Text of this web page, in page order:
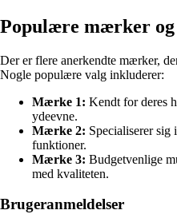
Populære mærker
Der er flere anerkendte mærker,
Nogle populære valg inkluderer:
Mærke 1: Kendt for deres
ydeevne.
Mærke 2: Specialiserer sig
funktioner.
Mærke 3: Budgetvenlige
med kvaliteten.
Brugeranmeldelser